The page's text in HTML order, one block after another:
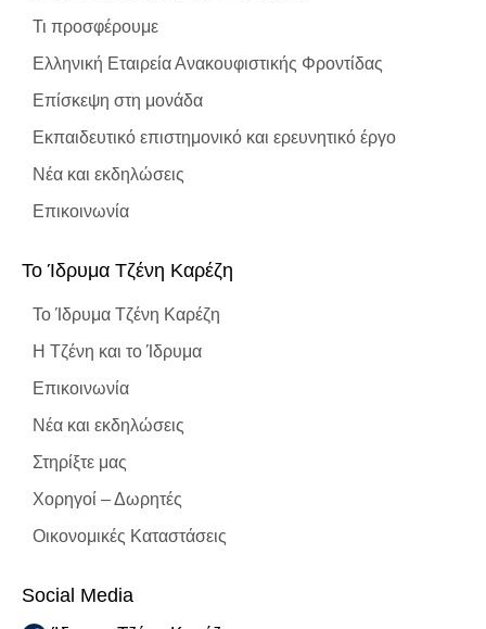
Τι προσφέρουμε
Ελληνική Εταιρεία Ανακουφιστικής Φροντίδας
Επίσκεψη στη μονάδα
Εκπαιδευτικό επιστημονικό και ερευνητικό έργο
Νέα και εκδηλώσεις
Επικοινωνία
To Ίδρυμα Τζένη Καρέζη
To Ίδρυμα Τζένη Καρέζη
Η Τζένη και το Ίδρυμα
Επικοινωνία
Νέα και εκδηλώσεις
Στηρίξτε μας
Χορηγοί – Δωρητές
Οικονομικές Καταστάσεις
Social Media